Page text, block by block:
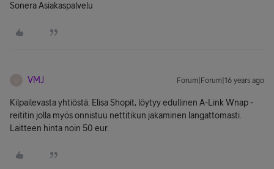
Sonera Asiakaspalvelu
VMJ Forum|Forum|16 years ago
Kilpailevasta yhtiöstä. Elisa Shopit, löytyy edullinen A-Link Wnap -
reititin jolla myös onnistuu nettitikun jakaminen langattomasti.
Laitteen hinta noin 50 eur.